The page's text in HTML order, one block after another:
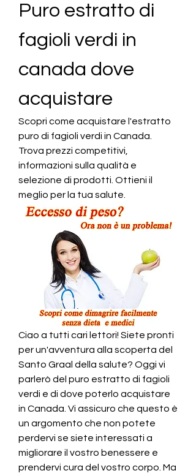
Puro estratto di
fagioli verdi in
canada dove
acquistare
Scopri come acquistare l'estratto
puro di fagioli verdi in Canada.
Trova prezzi competitivi,
informazioni sulla qualità e
selezione di prodotti. Ottieni il
meglio per la tua salute.
Ciao a tutti cari lettori! Siete pronti
per un'avventura alla scoperta del
Santo Graal della salute? Oggi vi
parlerò del puro estratto di fagioli
verdi e di dove poterlo acquistare
in Canada. Vi assicuro che questo è
un argomento che non potete
perdervi se siete interessati a
migliorare il vostro benessere e
prendervi cura del vostro corpo. Ma